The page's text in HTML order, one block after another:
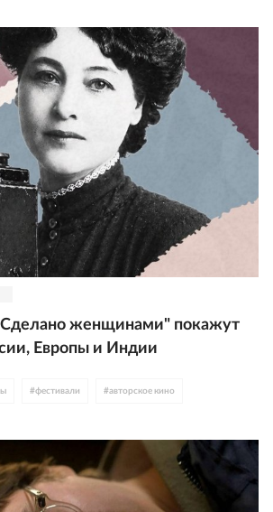
женщинами" покажут
Европы и Индии
#фестивали #авторское кино